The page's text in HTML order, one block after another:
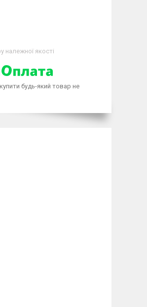
належної якості
будь-який товар не